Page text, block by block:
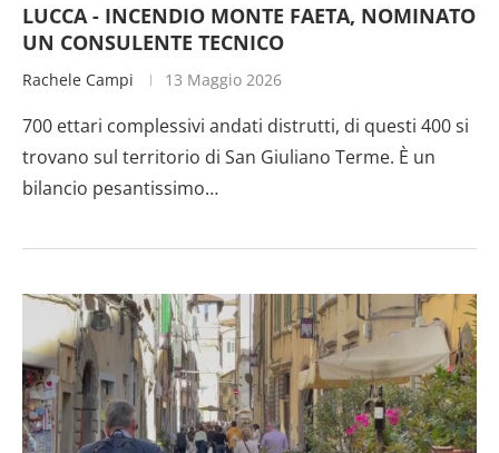
LUCCA - INCENDIO MONTE FAETA, NOMINATO
UN CONSULENTE TECNICO
Rachele Campi 13 Maggio 2026
700 ettari complessivi andati distrutti, di questi 400 si
trovano sul territorio di San Giuliano Terme. È un
bilancio pesantissimo…